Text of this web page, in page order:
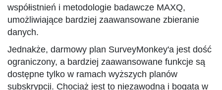
współistnień i metodologie badawcze MAXQ,
umożliwiające bardziej zaawansowane zbieranie
danych.
Jednakże, darmowy plan SurveyMonkey'a jest dość
ograniczony, a bardziej zaawansowane funkcje są
dostępne tylko w ramach wyższych planów
subskrypcji. Chociaż jest to niezawodna i bogata w